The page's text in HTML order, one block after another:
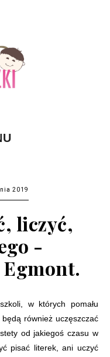
2019
liczyć,
-
w których pomału
również uczęszczać
od jakiegoś czasu w
pisać literek, ani uczyć